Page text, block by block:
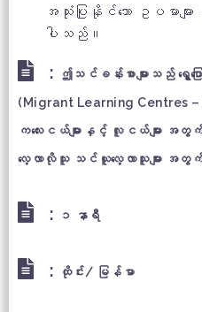
အသုံးပြုနိုင်သော ဥပမာမျာ
ပါသည်။
:
ဤသင်ခန်းစာများသည် ရွှေ့ပြေ
(Migrant Learning Centres
ကလေးငယ်များနှင့် လူငယ်များ အ
လေ့လာလိုသူ သင်ယူလေ့လာသူများ အ
: ၁ နာရီ
: ထိုင်း/ မြန်မာ